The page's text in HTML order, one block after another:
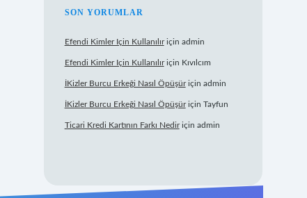
SON YORUMLAR
Efendi Kimler Için Kullanılıriçin admin
Efendi Kimler Için Kullanılıriçin Kıvılcım
İKizler Burcu Erkeği Nasıl Öpüşüriçin admin
İKizler Burcu Erkeği Nasıl Öpüşüriçin Tayfun
Ticari Kredi Kartının Farkı Nediriçin admin